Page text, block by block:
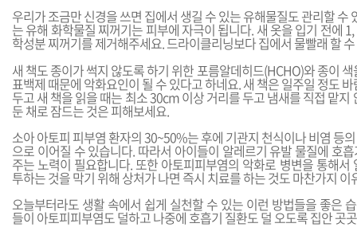
우리가 조금만 신경을 쓰면 집에서 생길 수 있는 유해물질도 관리할 수
는 유해 화학물질 찌꺼기는 피부에 자극이 됩니다. 새 옷을 입기 전에
학성분 찌꺼기를 제거해주세요. 드라이클리닝보다 집에서 물빨래 할
새 책도 종이가 썩지 않도록 하기 위한 포름알데히드(HCHO)와 종이
표백제 때문에 악화요인이 될 수 있다고 하네요. 새 책은 일주일 정도
두고 새 책을 읽을 때는 최소 30cm 이상 거리를 두고 냄새를 직접 맡지
둔 채로 잠드는 것은 피해보세요.
소아 아토피 피부염 환자의 30~50%는 후에 기관지 천식이나 비염 등
으로 이어질 수 있습니다. 따라서 아이들이 알레르기 유발 물질에 호
주는 노력이 필요합니다. 또한 아토피피부염의 악화로 병변을 통해서
투하는 것을 막기 위해 상처가 나면 즉시 치료를 하는 것도 마찬가지 이
오늘부터라도 생활 속에서 쉽게 실천할 수 있는 이런 방법들을 좋은
들이 아토피피부염도 덜하고 나중에 호흡기 질환도 덜 오도록 집안 곳